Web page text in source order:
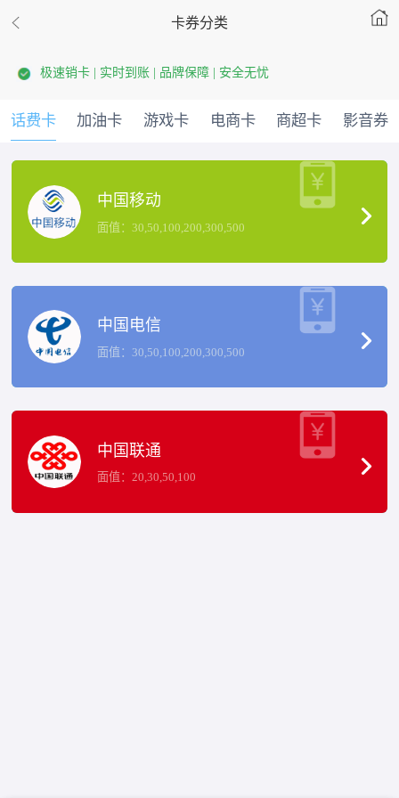
卡券分类
极速销卡 | 实时到账 | 品牌保障 | 安全无忧
话费卡 加油卡 游戏卡 电商卡 商超卡 影音券
中国移动
面值：30,50,100,200,300,500
中国电信
面值：30,50,100,200,300,500
中国联通
面值：20,30,50,100